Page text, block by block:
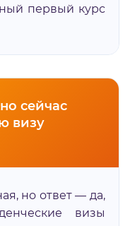
первый курс
сейчас
визу
но ответ — да,
визы